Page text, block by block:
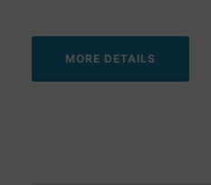
MORE DETAILS